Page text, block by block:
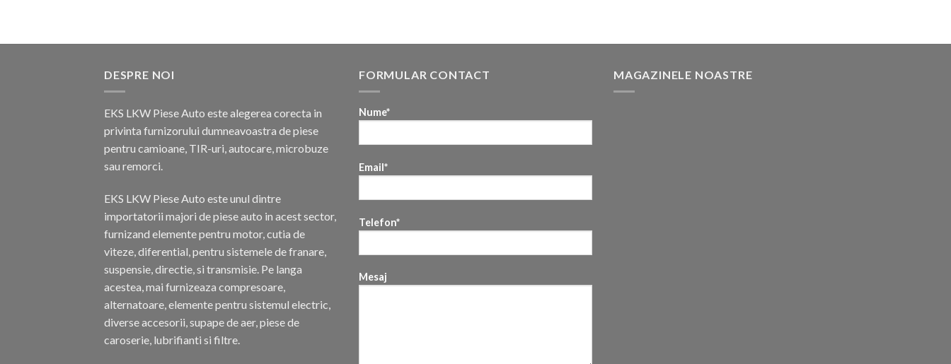
DESPRE NOI
EKS LKW Piese Auto este alegerea corecta in
privinta furnizorului dumneavoastra de piese
pentru camioane, TIR-uri, autocare, microbuze
sau remorci.
EKS LKW Piese Auto este unul dintre
importatorii majori de piese auto in acest sector,
furnizand elemente pentru motor, cutia de
viteze, diferential, pentru sistemele de franare,
suspensie, directie, si transmisie. Pe langa
acestea, mai furnizeaza compresoare,
alternatoare, elemente pentru sistemul electric,
diverse accesorii, supape de aer, piese de
caroserie, lubrifianti si filtre.
FORMULAR CONTACT
Nume*
Email*
Telefon*
Mesaj
MAGAZINELE NOASTRE